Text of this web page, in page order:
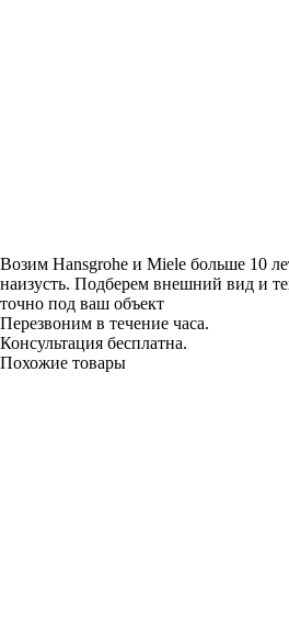
Возим Hansgrohe и Miele больше 10
наизусть. Подберем внешний вид и
точно под ваш объект
Перезвоним в течение часа.
Консультация бесплатна.
Похожие товары